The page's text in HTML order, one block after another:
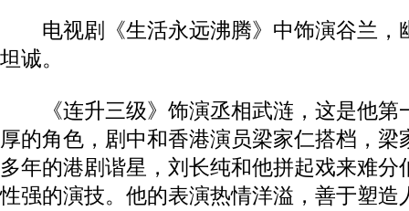
电视剧《生活永远沸腾》中饰演谷兰，
坦诚。
《连升三级》饰演丞相武涟，这是他第
厚的角色，剧中和香港演员梁家仁搭档，梁
多年的港剧谐星，刘长纯和他拼起戏来难分
性强的演技。他的表演热情洋溢，善于塑造